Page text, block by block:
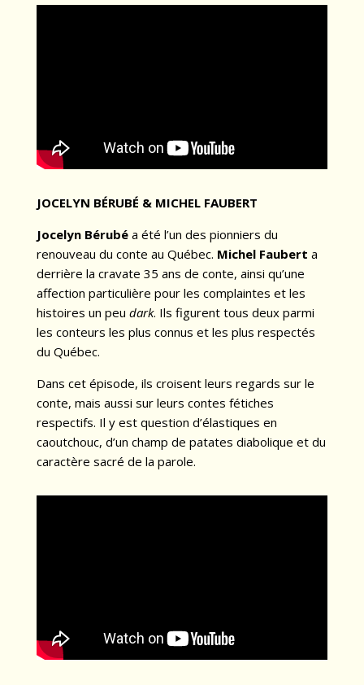
JOCELYN BÉRUBÉ & MICHEL FAUBERT
Jocelyn Bérubéa été l’un des pionniers du
renouveau du conte au Québec. Michel Faubert a
derrière la cravate 35 ans de conte, ainsi qu’une
affection particulière pour les complaintes et les
histoires un peu dark. Ils figurent tous deux parmi
les conteurs les plus connus et les plus respectés
du Québec.
Dans cet épisode, ils croisent leurs regards sur le
conte, mais aussi sur leurs contes fétiches
respectifs. Il y est question d’élastiques en
caoutchouc, d’un champ de patates diabolique et du
caractère sacré de la parole.